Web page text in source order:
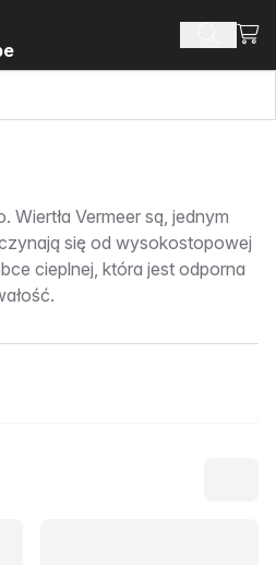
Szukaj
Wiertła Vermeer są, jednym
się od wysokostopowej
cieplnej, która jest odporna